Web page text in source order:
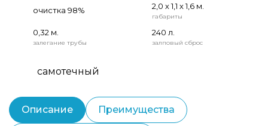
очистка 98% 2,0 х 1,1 х 1,6 м.
габариты
0,32 м.
залегание трубы
240 л.
залповый сброс
самотечный
Описание Преимущества